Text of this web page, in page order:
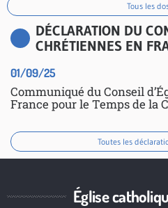
Tous les
DÉCLARATION DU
CHRÉTIENNES EN
01/09/25
Communiqué du Conseil
France pour le Temps de la
Toutes les
Église